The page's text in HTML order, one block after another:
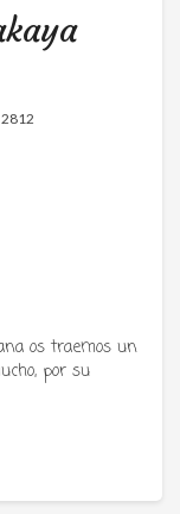
2812
os traemos un
por su